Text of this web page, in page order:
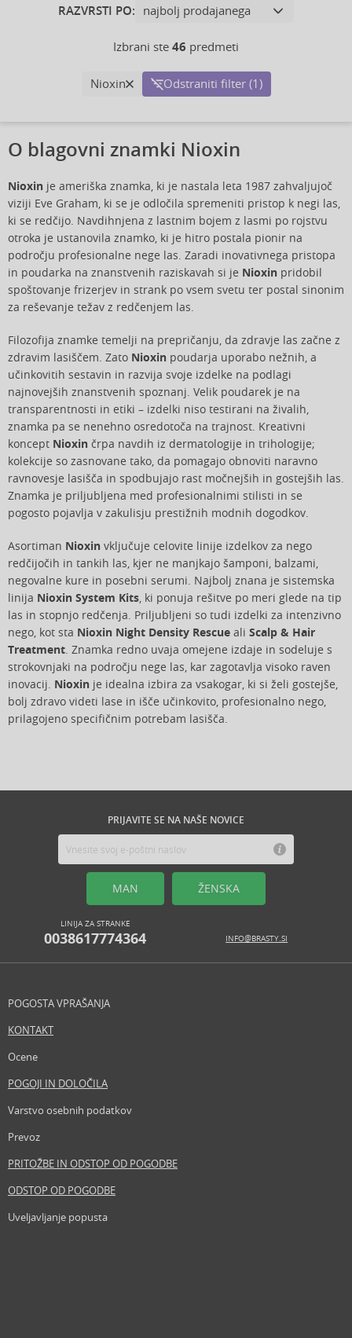
RAZVRSTI PO:
Izbrani ste 46 predmeti
Nioxin Odstraniti filter (1)
O blagovni znamki Nioxin
Nioxin je ameriška znamka, ki je nastala leta 1987 zahvaljujoč
viziji Eve Graham, ki se je odločila spremeniti pristop k negi las,
ki se redčijo. Navdihnjena z lastnim bojem z lasmi po rojstvu
otroka je ustanovila znamko, ki je hitro postala pionir na
področju profesionalne nege las. Zaradi inovativnega pristopa
in poudarka na znanstvenih raziskavah si je Nioxin pridobil
spoštovanje frizerjev in strank po vsem svetu ter postal sinonim
za reševanje težav z redčenjem las.
Filozofija znamke temelji na prepričanju, da zdravje las začne z
zdravim lasiščem. Zato Nioxin poudarja uporabo nežnih, a
učinkovitih sestavin in razvija svoje izdelke na podlagi
najnovejših znanstvenih spoznanj. Velik poudarek je na
transparentnosti in etiki – izdelki niso testirani na živalih,
znamka pa se nenehno osredotoča na trajnost. Kreativni
koncept Nioxin črpa navdih iz dermatologije in trihologije;
kolekcije so zasnovane tako, da pomagajo obnoviti naravno
ravnovesje lasišča in spodbujajo rast močnejših in gostejših las.
Znamka je priljubljena med profesionalnimi stilisti in se
pogosto pojavlja v zakulisju prestižnih modnih dogodkov.
Asortiman Nioxin vključuje celovite linije izdelkov za nego
redčijočih in tankih las, kjer ne manjkajo šamponi, balzami,
negovalne kure in posebni serumi. Najbolj znana je sistemska
linija Nioxin System Kits, ki ponuja rešitve po meri glede na tip
las in stopnjo redčenja. Priljubljeni so tudi izdelki za intenzivno
nego, kot sta Nioxin Night Density Rescue ali Scalp & Hair
Treatment. Znamka redno uvaja omejene izdaje in sodeluje s
strokovnjaki na področju nege las, kar zagotavlja visoko raven
inovacij. Nioxin je idealna izbira za vsakogar, ki si želi gostejše,
bolj zdravo videti lase in išče učinkovito, profesionalno nego,
prilagojeno specifičnim potrebam lasišča.
PRIJAVITE SE NA NAŠE NOVICE
MAN ŽENSKA
LINIJA ZA STRANKE
0038617774364 INFO@BRASTY.SI
POGOSTA VPRAŠANJA
KONTAKT
Ocene
POGOJI IN DOLOČILA
Varstvo osebnih podatkov
Prevoz
PRITOŽBE IN ODSTOP OD POGODBE
ODSTOP OD POGODBE
Uveljavljanje popusta